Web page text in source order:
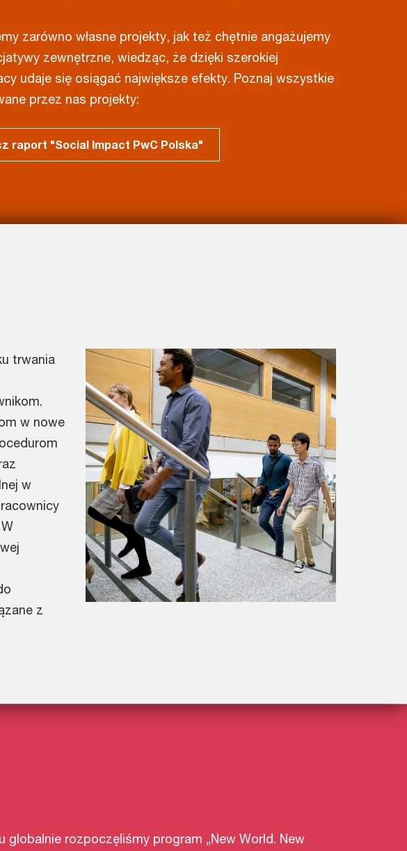
zarówno własne projekty, jak też chętnie angażujemy
zewnętrzne, wiedząc, że dzięki szerokiej
udaje się osiągać największe efekty. Poznaj wszystkie
przez nas projekty:
raport "Social Impact PwC Polska"
trwania
w nowe
w
z
globalnie rozpoczęliśmy program „New World. New